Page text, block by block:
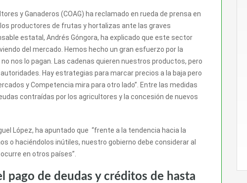
y Ganaderos (COAG) ha reclamado en rueda de prensa en
productores de frutas y hortalizas ante las graves
estatal, Andrés Góngora, ha explicado que este sector
del mercado. Hemos hecho un gran esfuerzo por la
nos lo pagan. Las cadenas quieren nuestros productos, pero
Hay estrategias para marcar precios a la baja pero
y Competencia mira para otro lado”. Entre las medidas
contraídas por los agricultores y la concesión de nuevos
López, ha apuntado que “frente a la tendencia hacia la
o haciéndolos inútiles, nuestro gobierno debe considerar al
en otros países”.
pago de deudas y créditos de hasta